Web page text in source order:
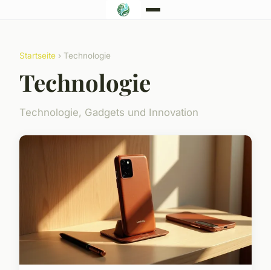
Startseite › Technologie
Technologie
Technologie, Gadgets und Innovation